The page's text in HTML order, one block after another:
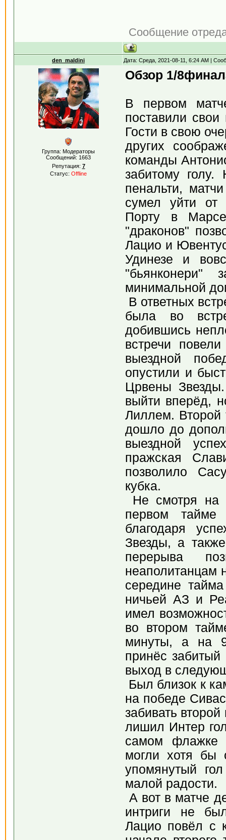
Сообщение
den_maldini Дата: Среда, 2021-08-11, 6:24 AM |
Группа: Модераторы
Сообщений: 1663
Репутация: 7
Статус: Offline
Обзор 1/
В первом
поставили
Гости в свою
других
команды
забитому
пенальти,
сумел уйти от
Порту в
"драконов"
Лацио и
Удинезе и
"бьянконери"
минимальной
В ответных
была во
добившись
встречи
выездной
опустили и
Црвены
выйти вперёд,
Лиллем. Второй
дошло до
выездной
пражская
позволило
кубка.
Не смотря на
первом тайме
благодаря
Звезды, а
перерыва
неаполитанцам
середине
ничьей АЗ и
имел
во втором
минуты, а на
принёс
выход в
Был близок к
на победе
забивать
лишил Интер
самом флажке
могли хотя бы
упомянутый
малой радости.
А вот в матче
интриги не
Лацио повёл с